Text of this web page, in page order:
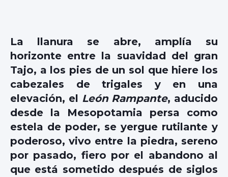
La llanura se abre, amplía su
horizonte entre la suavidad del gran
Tajo, a los pies de un sol que hiere los
cabezales de trigales y en una
elevación, el León Rampante, aducido
desde la Mesopotamia persa como
estela de poder, se yergue rutilante y
poderoso, vivo entre la piedra, sereno
por pasado, fiero por el abandono al
que está sometido después de siglos